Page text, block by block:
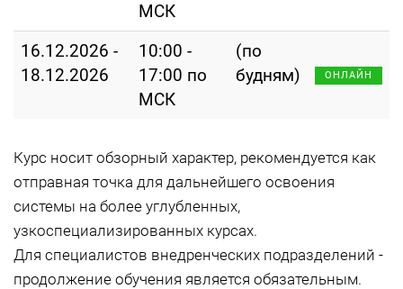
МСК
16.12.2026 -
18.12.2026
10:00 -
17:00 по
МСК
(по
будням)
ОНЛАЙН
Курс носит обзорный характер, рекомендуется как
отправная точка для дальнейшего освоения
системы на более углубленных,
узкоспециализированных курсах.
Для специалистов внедренческих подразделений -
продолжение обучения является обязательным.